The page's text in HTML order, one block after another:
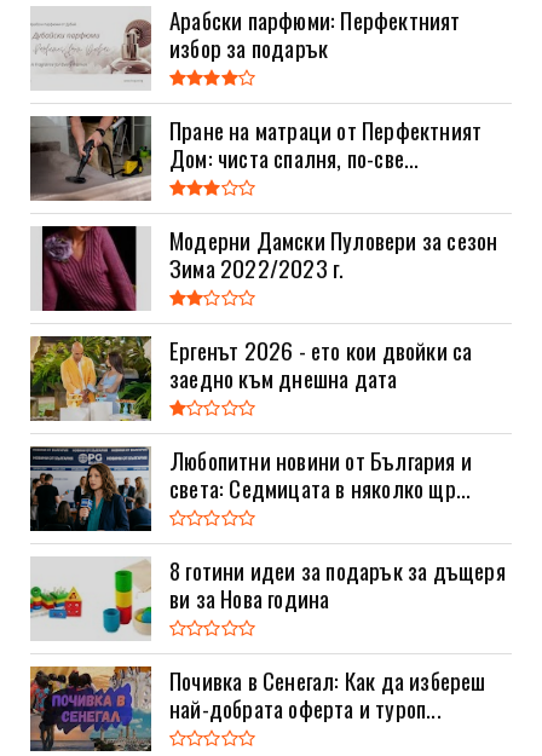
Арабски парфюми: Перфектният
избор за подарък
Пране на матраци от Перфектният
Дом: чиста спалня, по-све...
Модерни Дамски Пуловери за сезон
Зима 2022/2023 г.
Ергенът 2026 - ето кои двойки са
заедно към днешна дата
Любопитни новини от България и
света: Седмицата в няколко щр...
8 готини идеи за подарък за дъщеря
ви за Нова година
Почивка в Сенегал: Как да избереш
най-добрата оферта и туроп...